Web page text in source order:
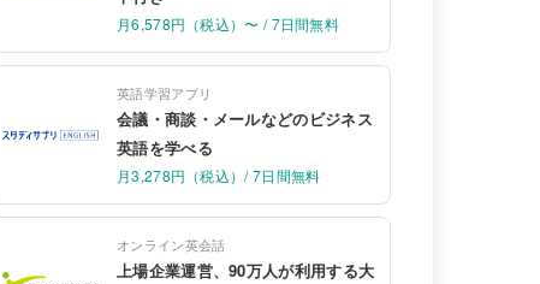
月6,578円（税込）〜 / 7日間無料
英語学習アプリ
会議・商談・メールなどのビジネス
英語を学べる
月3,278円（税込）/ 7日間無料
オンライン英会話
上場企業運営、90万人が利用する大